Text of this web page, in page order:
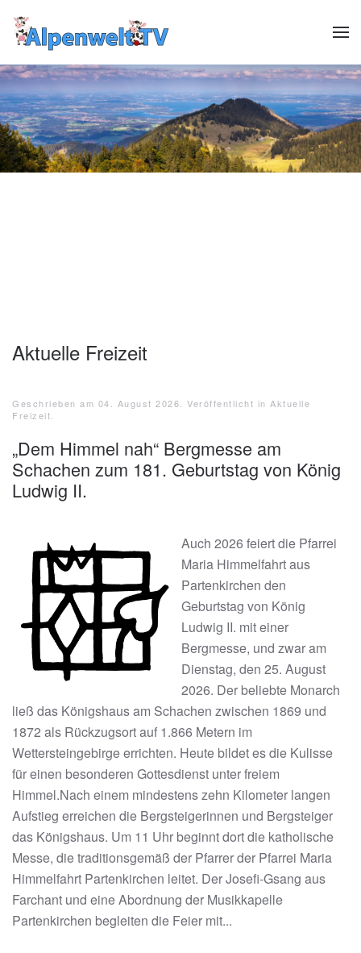
Zum Hauptinhalt springen
Aktuelle Freizeit
Geschrieben am 04. August 2026 . Veröffentlicht in Aktuelle
Freizeit
„Dem Himmel nah“ Bergmesse am
Schachen zum 181. Geburtstag von König
Ludwig II.
Auch 2026 feiert die Pfarrei
Maria Himmelfahrt aus
Partenkirchen den
Geburtstag von König
Ludwig II. mit einer
Bergmesse, und zwar am
Dienstag, den 25. August
2026. Der beliebte Monarch
ließ das Königshaus am Schachen zwischen 1869 und
1872 als Rückzugsort auf 1.866 Metern im
Wettersteingebirge errichten. Heute bildet es die Kulisse
für einen besonderen Gottesdienst unter freiem
Himmel.Nach einem mindestens zehn Kilometer langen
Aufstieg erreichen die Bergsteigerinnen und Bergsteiger
das Königshaus. Um 11 Uhr beginnt dort die katholische
Messe, die traditionsgemäß der Pfarrer der Pfarrei Maria
Himmelfahrt Partenkirchen leitet. Der Josefi-Gsang aus
Farchant und eine Abordnung der Musikkapelle
Partenkirchen begleiten die Feier mit...